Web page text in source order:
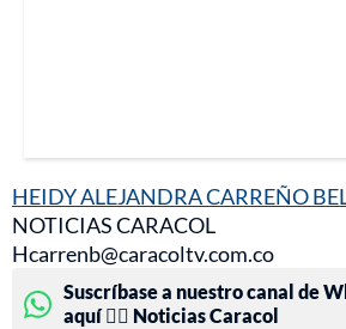
HEIDY ALEJANDRA CARREÑO
NOTICIAS CARACOL
Hcarrenb@caracoltv.com.co
Suscríbase a nuestro canal de
aquí 👉🏻 Noticias Caracol